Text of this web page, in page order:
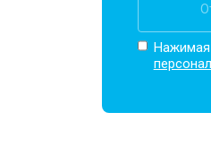
Нажимая